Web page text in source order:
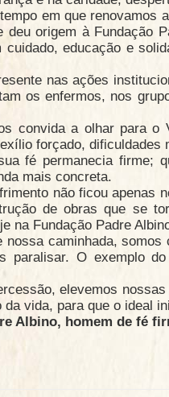
em que renovamos
deu origem à Fundação
educação e
nas ações
os enfermos, nos
convida a olhar para o
forçado,
fé permanecia firme;
mais concreta.
não ficou apenas
de obras que se
na Fundação Padre
nossa caminhada,
paralisar. O exemplo
elevemos
vida, para que o ideal
Albino, homem de fé